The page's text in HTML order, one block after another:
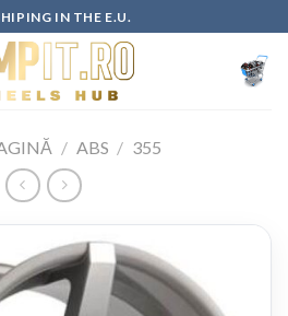
IN THE E.U.
/ ABS / 355